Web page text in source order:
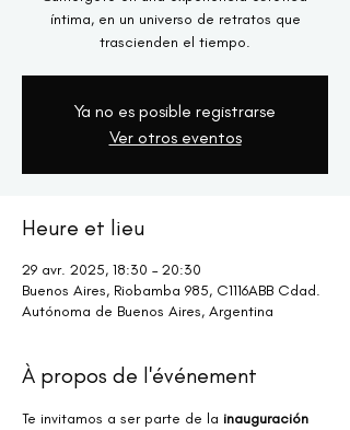
íntima, en un universo de retratos que
trascienden el tiempo.
Ya no es posible registrarse
Ver otros eventos
Heure et lieu
29 avr. 2025, 18:30 – 20:30
Buenos Aires, Riobamba 985, C1116ABB Cdad.
Autónoma de Buenos Aires, Argentina
À propos de l'événement
Te invitamos a ser parte de la inauguración